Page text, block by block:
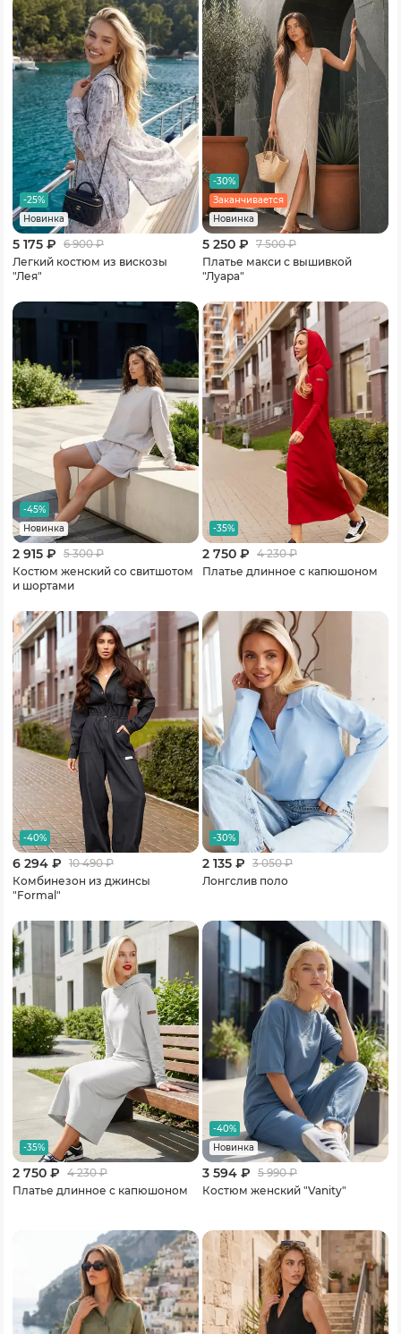
-25%
Новинка
5 175 ₽ 6 900₽
Легкий костюм из вискозы
"Лея"
-30%
Заканчивается
Новинка
5 250 ₽ 7 500₽
Платье макси с вышивкой
"Луара"
-45%
Новинка
2 915 ₽ 5 300₽
Костюм женский со свитшотом
и шортами
-35%
2 750 ₽ 4 230₽
Платье длинное с капюшоном
-40%
6 294 ₽ 10 490₽
Комбинезон из джинсы
"Formal"
-30%
2 135 ₽ 3 050₽
Лонгслив поло
-35%
2 750 ₽ 4 230₽
Платье длинное с капюшоном
-40%
Новинка
3 594 ₽ 5 990₽
Костюм женский "Vanity"